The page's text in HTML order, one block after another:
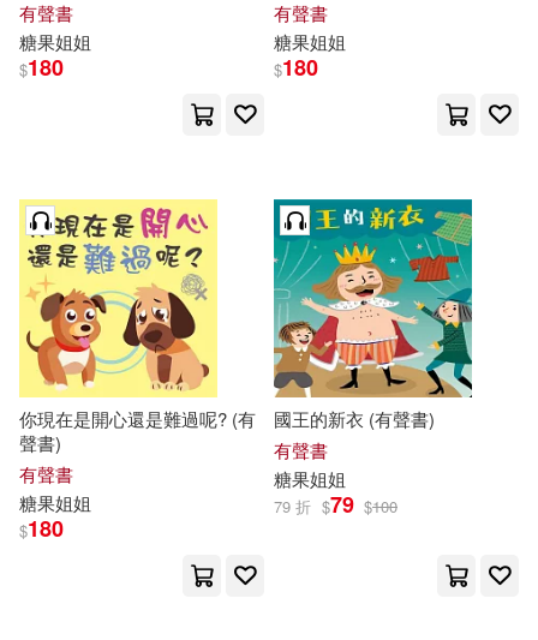
有聲書
糖果姐姐
$180
有聲書
糖果姐姐
$180
你現在是開心還是難過呢? (有
聲書)
有聲書
糖果姐姐
$180
國王的新衣 (有聲書)
有聲書
糖果姐姐
79 折 $79 $100